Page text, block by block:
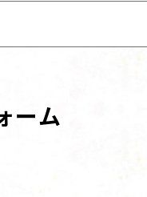
ーム